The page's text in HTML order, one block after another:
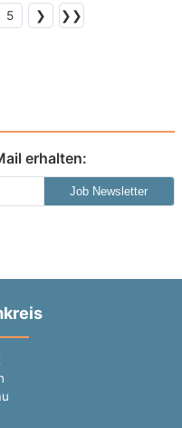
5 ❯ ❯❯
erhalten:
Job Newsletter